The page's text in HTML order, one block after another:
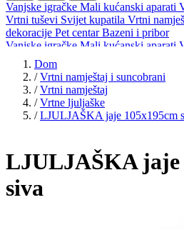
Vanjske igračke Mali kućanski aparati
Vrtni tuševi Svijet kupatila Vrtni
dekoracije Pet centarBazeni i pribor
Vanjske igračke Mali kućanski aparati
Vrtni tuševi
dekoracijePet centar Bazeni i pribor
Dom
/ Vrtni namještaj i suncobrani
/ Vrtni namještaj
/ Vrtne ljuljaške
/ LJULJAŠKA jaje 105x195cm
LJULJAŠKA jaje
siva